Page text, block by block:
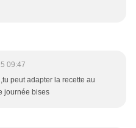
09:47
peut adapter la recette au
journée bises